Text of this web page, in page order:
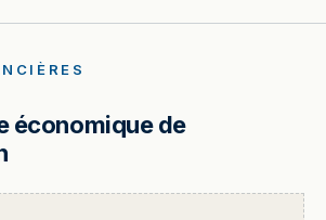
économique de